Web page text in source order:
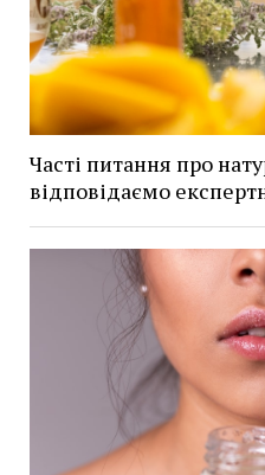
Часті питання про
відповідаємо